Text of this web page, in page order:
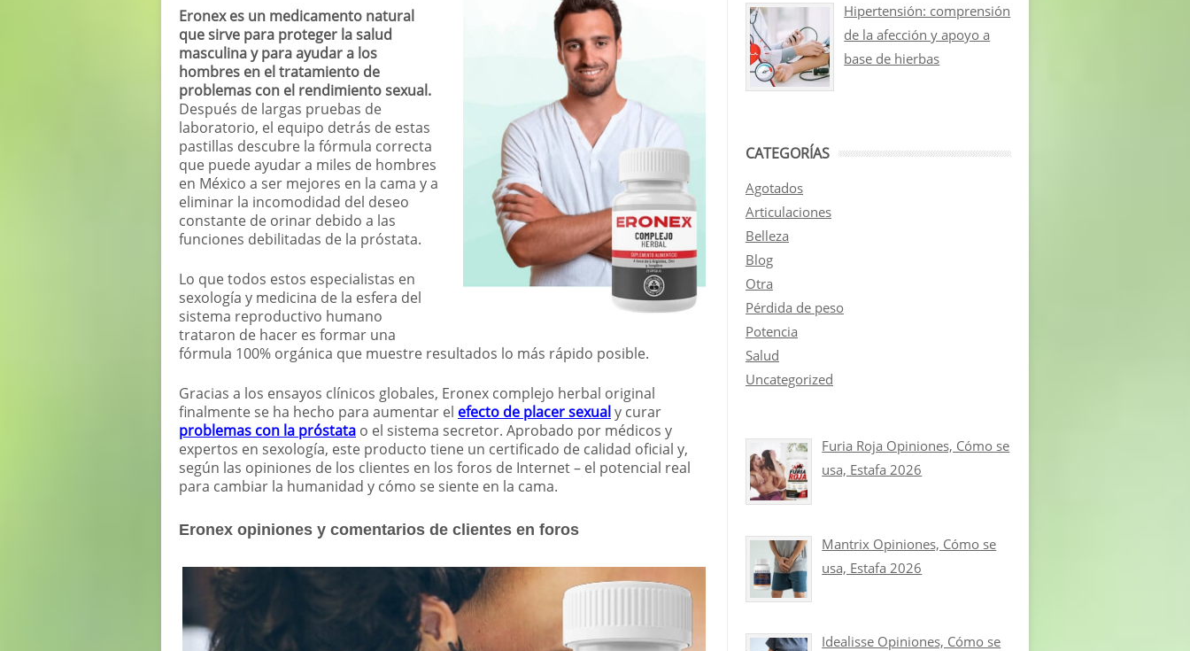
Eronex es un medicamento natural
que sirve para proteger la salud
masculina y para ayudar a los
hombres en el tratamiento de
problemas con el rendimiento sexual.
Después de largas pruebas de
laboratorio, el equipo detrás de estas
pastillas descubre la fórmula correcta
que puede ayudar a miles de hombres
en México a ser mejores en la cama y a
eliminar la incomodidad del deseo
constante de orinar debido a las
funciones debilitadas de la próstata.
Lo que todos estos especialistas en
sexología y medicina de la esfera del
sistema reproductivo humano
trataron de hacer es formar una
fórmula 100% orgánica que muestre resultados lo más rápido posible.
Gracias a los ensayos clínicos globales, Eronex complejo herbal original
finalmente se ha hecho para aumentar el efecto de placer sexualy curar
problemas con la próstata o el sistema secretor. Aprobado por médicos y
expertos en sexología, este producto tiene un certificado de calidad oficial y,
según las opiniones de los clientes en los foros de Internet – el potencial real
para cambiar la humanidad y cómo se siente en la cama.
Eronex opiniones y comentarios de clientes en foros
Hipertensión: comprensión
de la afección y apoyo a
base de hierbas
CATEGORÍAS
Agotados
Articulaciones
Belleza
Blog
Otra
Pérdida de peso
Potencia
Salud
Uncategorized
Furia Roja Opiniones, Cómo se
usa, Estafa 2026
Mantrix Opiniones, Cómo se
usa, Estafa 2026
Idealisse Opiniones, Cómo se